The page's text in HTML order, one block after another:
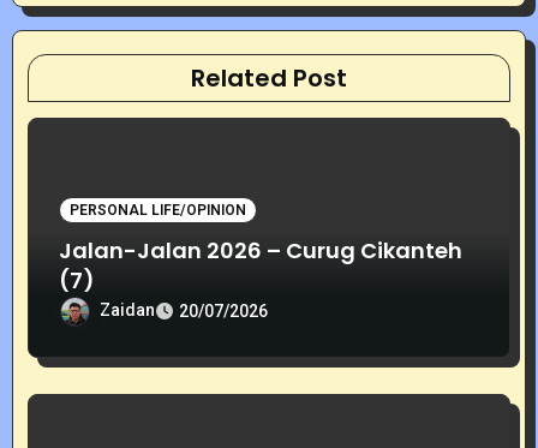
a
t
i
n
Related Post
PERSONAL LIFE/OPINION
Jalan-Jalan 2026 – Curug Cikanteh
(7)
Zaidan 20/07/2026